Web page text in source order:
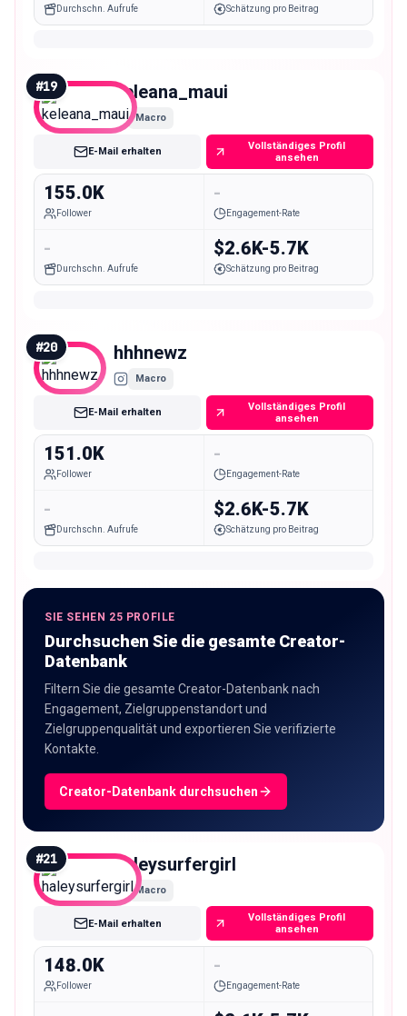
Durchschn. Aufrufe Schätzung pro Beitrag
#19 keleana_maui
Macro
E-Mail erhalten
Vollständiges Profil
ansehen
155.0K
Follower
-
Engagement-Rate
-
Durchschn. Aufrufe
$2.6K-5.7K
Schätzung pro Beitrag
#20 hhhnewz
Macro
E-Mail erhalten
Vollständiges Profil
ansehen
151.0K
Follower
-
Engagement-Rate
-
Durchschn. Aufrufe
$2.6K-5.7K
Schätzung pro Beitrag
SIE SEHEN 25 PROFILE
Durchsuchen Sie die gesamte Creator-
Datenbank
Filtern Sie die gesamte Creator-Datenbank nach
Engagement, Zielgruppenstandort und
Zielgruppenqualität und exportieren Sie verifizierte
Kontakte.
Creator-Datenbank durchsuchen
#21 haleysurfergirl
Macro
E-Mail erhalten
Vollständiges Profil
ansehen
148.0K
Follower
-
Engagement-Rate